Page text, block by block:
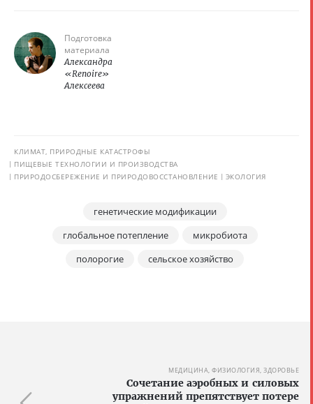
Подготовка
материала
Александра
«Renoire»
Алексеева
КЛИМАТ, ПРИРОДНЫЕ КАТАСТРОФЫ
ПИЩЕВЫЕ ТЕХНОЛОГИИ И ПРОИЗВОДСТВА
ПРИРОДОСБЕРЕЖЕНИЕ И ПРИРОДОВОССТАНОВЛЕНИЕ
ЭКОЛОГИЯ
генетические модификации
глобальное потепление
микробиота
полорогие
сельское хозяйство
МЕДИЦИНА, ФИЗИОЛОГИЯ, ЗДОРОВЬЕ
Сочетание аэробных и силовых
упражнений препятствует потере